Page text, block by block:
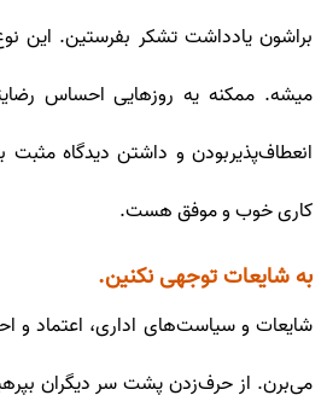
براشون یادداشت تشکر بفرستین.
میشه. ممکنه یه روزهایی احساس
انعطاف‌پذیربودن و داشتن دیدگاه مثبت
کاری خوب و موفق هست.
به شایعات توجهی نکنین.
شایعات و سیاست‌های اداری، اعتماد و
می‌برن. از حرف‌زدن پشت سر دیگران